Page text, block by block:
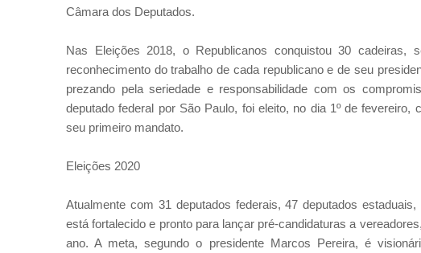
Câmara dos Deputados.
Nas Eleições 2018, o Republicanos conquistou 30
reconhecimento do trabalho de cada republicano e de seu
prezando pela seriedade e responsabilidade com os
deputado federal por São Paulo, foi eleito, no dia 1º de
seu primeiro mandato.
Eleições 2020
Atualmente com 31 deputados federais, 47 deputados
está fortalecido e pronto para lançar pré-candidaturas a
ano. A meta, segundo o presidente Marcos Pereira, é